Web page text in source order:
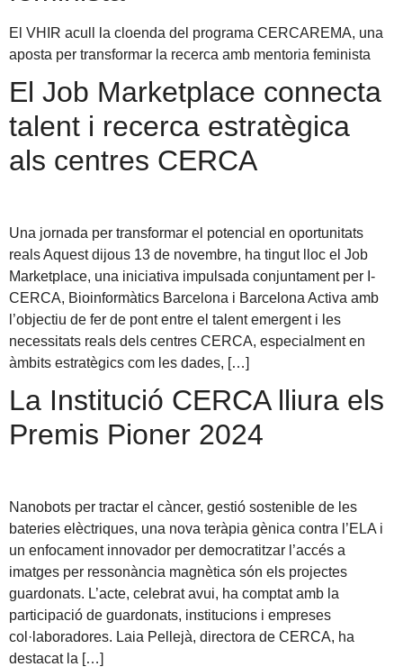
El VHIR acull la cloenda del programa CERCAREMA, una
aposta per transformar la recerca amb mentoria feminista
El Job Marketplace connecta
talent i recerca estratègica
als centres CERCA
Una jornada per transformar el potencial en oportunitats
reals Aquest dijous 13 de novembre, ha tingut lloc el Job
Marketplace, una iniciativa impulsada conjuntament per I-
CERCA, Bioinformàtics Barcelona i Barcelona Activa amb
l’objectiu de fer de pont entre el talent emergent i les
necessitats reals dels centres CERCA, especialment en
àmbits estratègics com les dades, […]
La Institució CERCA lliura els
Premis Pioner 2024
Nanobots per tractar el càncer, gestió sostenible de les
bateries elèctriques, una nova teràpia gènica contra l’ELA i
un enfocament innovador per democratitzar l’accés a
imatges per ressonància magnètica són els projectes
guardonats. L’acte, celebrat avui, ha comptat amb la
participació de guardonats, institucions i empreses
col·laboradores. Laia Pellejà, directora de CERCA, ha
destacat la […]